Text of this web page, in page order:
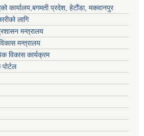
कार्यालय,बगमती प्रदेश, हेटौंडा, मकवानपुर
लागि
मन्त्रालय
मन्त्रालय
विकास कार्यक्रम